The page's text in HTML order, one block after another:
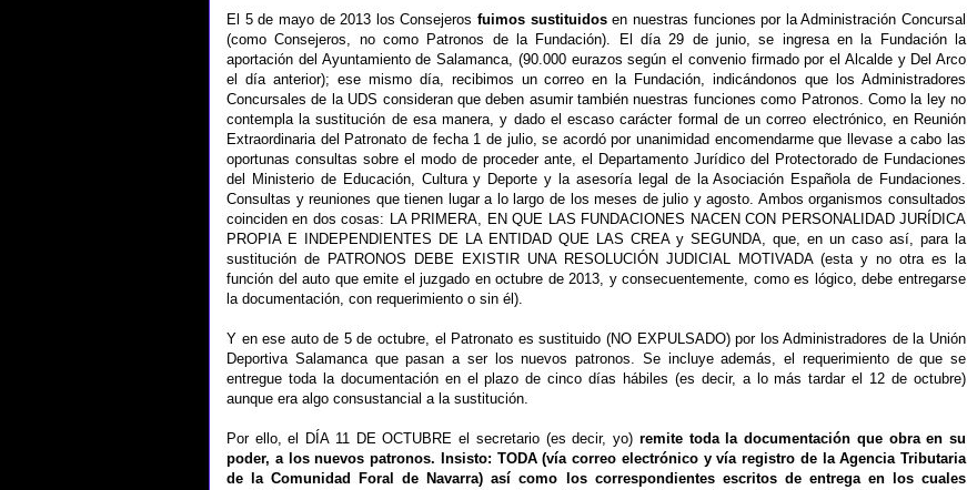
El 5 de mayo de 2013 los Consejeros fuimos sustituidosen nuestras funciones por la Administración Concursal
(como Consejeros, no como Patronos de la Fundación). El día 29 de junio, se ingresa en la Fundación la
aportación del Ayuntamiento de Salamanca, (90.000 eurazos según el convenio firmado por el Alcalde y Del Arco
el día anterior); ese mismo día, recibimos un correo en la Fundación, indicándonos que los Administradores
Concursales de la UDS consideran que deben asumir también nuestras funciones como Patronos. Como la ley no
contempla la sustitución de esa manera, y dado el escaso carácter formal de un correo electrónico, en Reunión
Extraordinaria del Patronato de fecha 1 de julio, se acordó por unanimidad encomendarme que llevase a cabo las
oportunas consultas sobre el modo de proceder ante, el Departamento Jurídico del Protectorado de Fundaciones
del Ministerio de Educación, Cultura y Deporte y la asesoría legal de la Asociación Española de Fundaciones.
Consultas y reuniones que tienen lugar a lo largo de los meses de julio y agosto. Ambos organismos consultados
coinciden en dos cosas: LA PRIMERA, EN QUE LAS FUNDACIONES NACEN CON PERSONALIDAD JURÍDICA
PROPIA E INDEPENDIENTES DE LA ENTIDAD QUE LAS CREA y SEGUNDA, que, en un caso así, para la
sustitución de PATRONOS DEBE EXISTIR UNA RESOLUCIÓN JUDICIAL MOTIVADA (esta y no otra es la
función del auto que emite el juzgado en octubre de 2013, y consecuentemente, como es lógico, debe entregarse
la documentación, con requerimiento o sin él).
Y en ese auto de 5 de octubre, el Patronato es sustituido (NO EXPULSADO) por los Administradores de la Unión
Deportiva Salamanca que pasan a ser los nuevos patronos. Se incluye además, el requerimiento de que se
entregue toda la documentación en el plazo de cinco días hábiles (es decir, a lo más tardar el 12 de octubre)
aunque era algo consustancial a la sustitución.
Por ello, el DÍA 11 DE OCTUBRE el secretario (es decir, yo) remite toda la documentación que obra en su
poder, a los nuevos patronos. Insisto: TODA (vía correo electrónico y vía registro de la Agencia Tributaria
de la Comunidad Foral de Navarra) así como los correspondientes escritos de entrega en los cuales